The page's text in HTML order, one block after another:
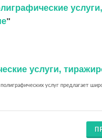
услуги,
"
услуги,
услуг предлагает